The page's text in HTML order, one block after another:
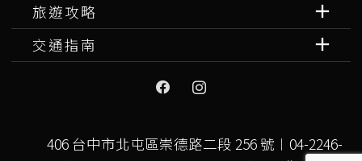
旅遊攻略
交通指南
406 台中市北屯區崇德路二段 256 號︱04-2246-